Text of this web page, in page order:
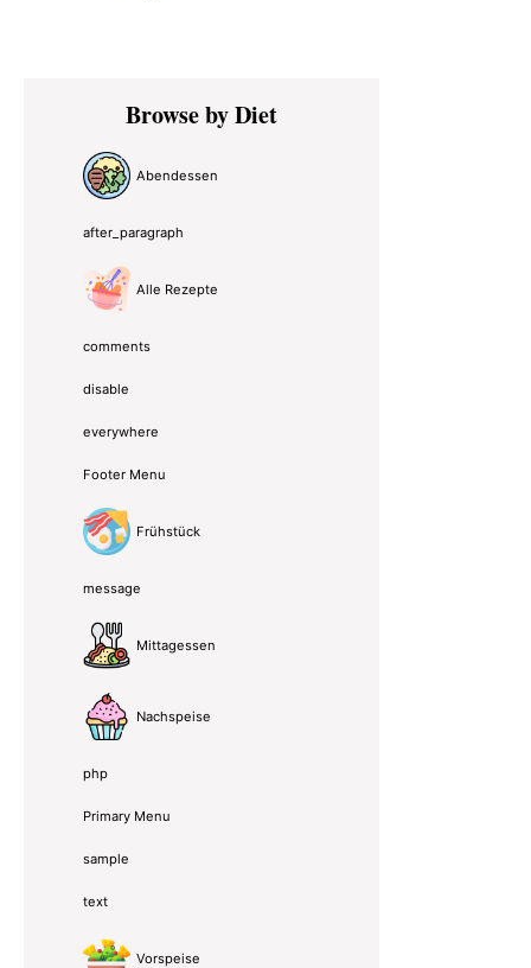
Primary
SidebarBrowse by Diet
Abendessen
after_paragraph
Alle Rezepte
comments
disable
everywhere
Footer Menu
Frühstück
message
Mittagessen
Nachspeise
php
Primary Menu
sample
text
Vorspeise